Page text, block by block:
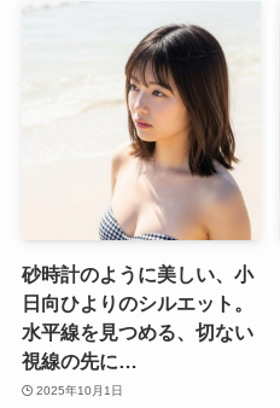
砂時計のように美しい、小
日向ひよりのシルエット。
水平線を見つめる、切ない
視線の先に…
2025年10月1日